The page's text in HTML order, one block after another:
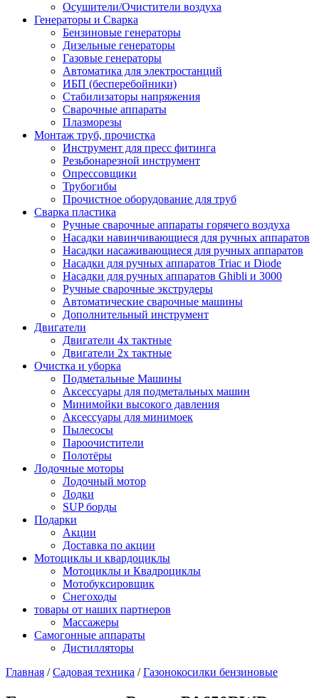
Осушители/Очистители воздуха
Генераторы и Сварка
Бензиновые генераторы
Дизельные генераторы
Газовые генераторы
Автоматика для электростанций
ИБП (бесперебойники)
Стабилизаторы напряжения
Сварочные аппараты
Плазморезы
Монтаж труб, прочистка
Инструмент для пресс фитинга
Резьбонарезной инструмент
Опрессовщики
Трубогибы
Прочистное оборудование для труб
Сварка пластика
Ручные сварочные аппараты горячего воздуха
Насадки навинчивающиеся для ручных аппаратов
Насадки насаживающиеся для ручных аппаратов
Насадки для ручных аппаратов Triac и Diode
Насадки для ручных аппаратов Ghibli и 3000
Ручные сварочные экструдеры
Автоматические сварочные машины
Дополнительный инструмент
Двигатели
Двигатели 4х тактные
Двигатели 2х тактные
Очистка и уборка
Подметальные Машины
Аксессуары для подметальных машин
Минимойки высокого давления
Аксессуары для минимоек
Пылесосы
Пароочистители
Полотёры
Лодочные моторы
Лодочный мотор
Лодки
SUP борды
Подарки
Акции
Доставка по акции
Мотоциклы и квардоциклы
Мотоциклы и Квадроциклы
Мотобуксировщик
Снегоходы
товары от наших партнеров
Массажеры
Самогонные аппараты
Дистилляторы
Главная /Садовая техника /Газонокосилки бензиновые